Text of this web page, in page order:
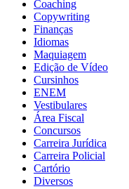
Coaching
Copywriting
Finanças
Idiomas
Maquiagem
Edição de Vídeo
Cursinhos
ENEM
Vestibulares
Área Fiscal
Concursos
Carreira Jurídica
Carreira Policial
Cartório
Diversos